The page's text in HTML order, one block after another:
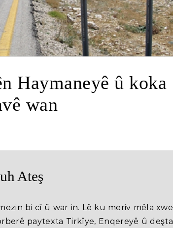
Haymaneyê û koka
wan
Ateş
bi cî û war in. Lê ku meriv mêla xwe
paytexta Tirkîye, Enqereyê û deşta